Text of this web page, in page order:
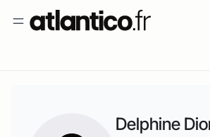
Delphine